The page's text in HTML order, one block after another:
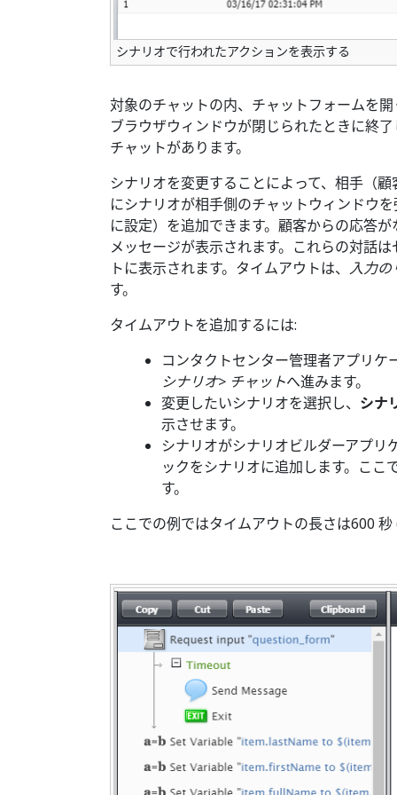
シナリオで行われたアクションを表示する
対象のチャットの内、チャットフォームを
ブラウザウィンドウが閉じられたときに終
チャットがあります。
シナリオを変更することによって、相手（
にシナリオが相手側のチャットウィンドウ
に設定）を追加できます。顧客からの応答
メッセージが表示されます。これらの対話
トに表示されます。タイムアウトは、 入力の
す。
タイムアウトを追加するには:
コンタクトセンター管理者アプリ
シナリオ> チャットへ進みます。
変更したいシナリオを選択し、 シナ
示させます。
シナリオがシナリオビルダーアプリ
ックをシナリオに追加します。こ
す。
ここでの例ではタイムアウトの長さは600